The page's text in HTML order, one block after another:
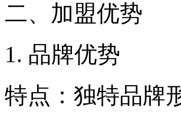
二、加盟优势
1. 品牌优势
特点：独特品牌